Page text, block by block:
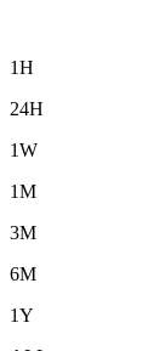
1H
24H
1W
1M
3M
6M
1Y